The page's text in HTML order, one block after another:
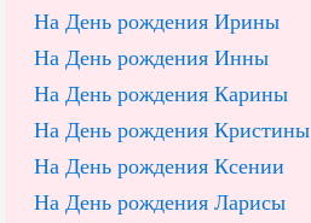
На День рождения Ирины
На День рождения Инны
На День рождения Карины
На День рождения Кристины
На День рождения Ксении
На День рождения Ларисы